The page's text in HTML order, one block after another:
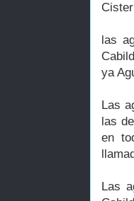
las
ya
Las
las
en
Las